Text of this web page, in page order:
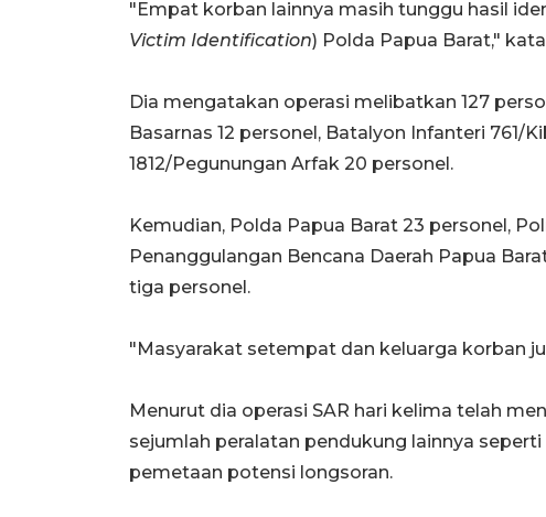
"Empat korban lainnya masih tunggu hasil
Victim Identification) Polda Papua Barat," kata
Dia mengatakan operasi melibatkan 127
Basarnas 12 personel, Batalyon Infanteri 761/
1812/Pegunungan Arfak 20 personel.
Kemudian, Polda Papua Barat 23 personel,
Penanggulangan Bencana Daerah Papua
tiga personel.
"Masyarakat setempat dan keluarga korban
Menurut dia operasi SAR hari kelima telah
sejumlah peralatan pendukung lainnya
pemetaan potensi longsoran.